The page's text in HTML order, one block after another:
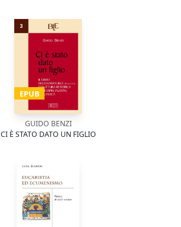
EPUB
GUIDO BENZI
CI È STATO DATO UN FIGLIO